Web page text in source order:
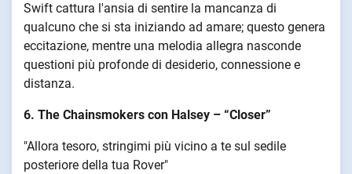
Swift cattura l'ansia di sentire la mancanza di
qualcuno che si sta iniziando ad amare; questo genera
eccitazione, mentre una melodia allegra nasconde
questioni più profonde di desiderio, connessione e
distanza.
6. The Chainsmokers con Halsey – “Closer”
"Allora tesoro, stringimi più vicino a te sul sedile
posteriore della tua Rover"